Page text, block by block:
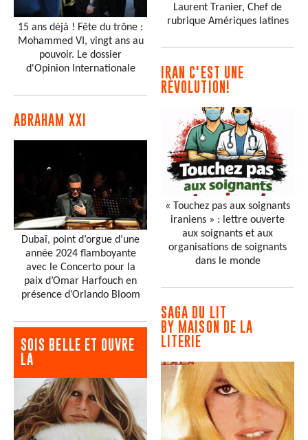
15 ans déjà ! Fête du trône :
Mohammed VI, vingt ans au
pouvoir. Le dossier
d'Opinion Internationale
ABRAHAM XXI
Dubaï, point d’orgue d’une
année 2024 flamboyante
avec le Concerto pour la
paix d’Omar Harfouch en
présence d’Orlando Bloom
SOIS BELLE ET OUVRE
LA
Laurent Tranier, Chef de
rubrique Amériques latines
IRAN C'EST UNE
RÉVOLUTION!
« Touchez pas aux soignants
iraniens » : lettre ouverte
aux soignants et aux
organisations de soignants
dans le monde
SAGA DU LIT
BY MAISON DE LA
LITERIE